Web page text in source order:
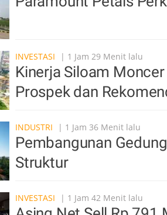
INVESTASI | 1 Jam 29 Menit lalu
Kinerja Siloam
Prospek dan
INDUSTRI | 1 Jam 36 Menit lalu
Pembangunan
Struktur
INVESTASI | 1 Jam 42 Menit lalu